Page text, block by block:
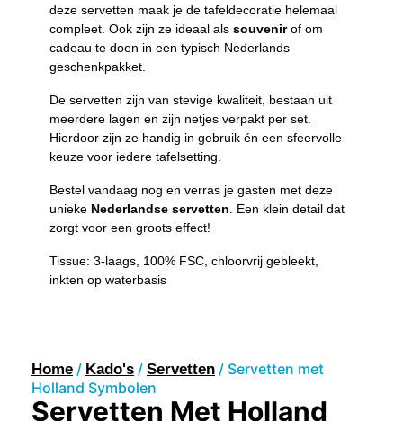
deze servetten maak je de tafeldecoratie helemaal
compleet. Ook zijn ze ideaal als souvenirof om
cadeau te doen in een typisch Nederlands
geschenkpakket.
De servetten zijn van stevige kwaliteit, bestaan uit
meerdere lagen en zijn netjes verpakt per set.
Hierdoor zijn ze handig in gebruik én een sfeervolle
keuze voor iedere tafelsetting.
Bestel vandaag nog en verras je gasten met deze
unieke Nederlandse servetten. Een klein detail dat
zorgt voor een groots effect!
Tissue: 3-laags, 100% FSC, chloorvrij gebleekt,
inkten op waterbasis
Home / Kado's / Servetten / Servetten met
Holland Symbolen
Servetten Met Holland